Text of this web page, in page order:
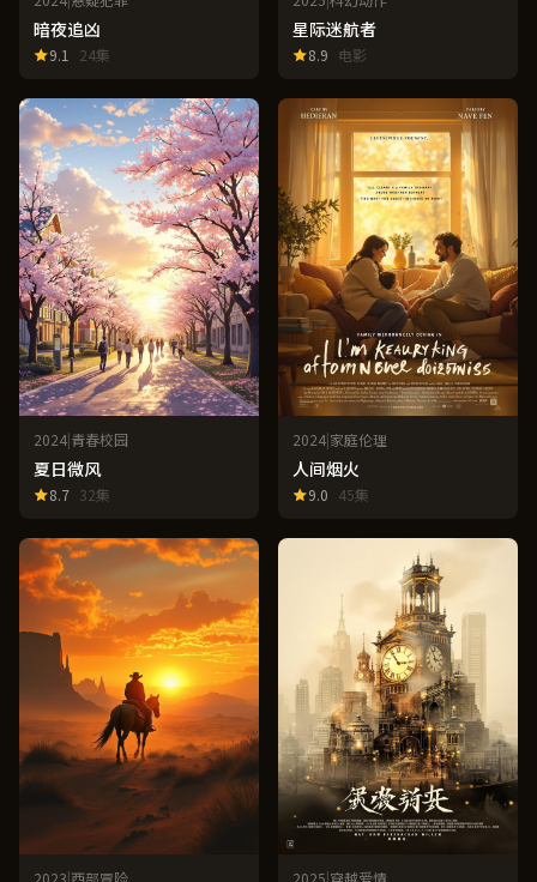
暗夜追凶
9.1 24集
星际迷航者
8.9 电影
2024|青春校园
夏日微风
8.7 32集
2024|家庭伦理
人间烟火
9.0 45集
2023|西部冒险 2025|穿越爱情